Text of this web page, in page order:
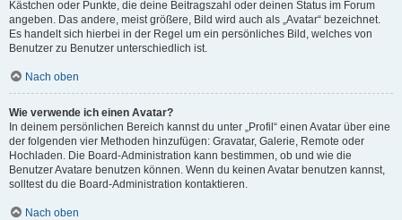
Kästchen oder Punkte, die deine Beitragszahl oder deinen Status im Forum
angeben. Das andere, meist größere, Bild wird auch als „Avatar“ bezeichnet.
Es handelt sich hierbei in der Regel um ein persönliches Bild, welches von
Benutzer zu Benutzer unterschiedlich ist.
Nach oben
Wie verwende ich einen Avatar?
In deinem persönlichen Bereich kannst du unter „Profil“ einen Avatar über eine
der folgenden vier Methoden hinzufügen: Gravatar, Galerie, Remote oder
Hochladen. Die Board-Administration kann bestimmen, ob und wie die
Benutzer Avatare benutzen können. Wenn du keinen Avatar benutzen kannst,
solltest du die Board-Administration kontaktieren.
Nach oben